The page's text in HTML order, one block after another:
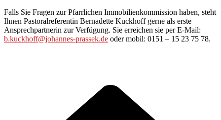
Falls Sie Fragen zur Pfarrlichen Immobilienkommission haben, steht
Ihnen Pastoralreferentin Bernadette Kuckhoff gerne als erste
Ansprechpartnerin zur Verfügung. Sie erreichen sie per E-Mail:
b.kuckhoff@johannes-prassek.de oder mobil: 0151 – 15 23 75 78.